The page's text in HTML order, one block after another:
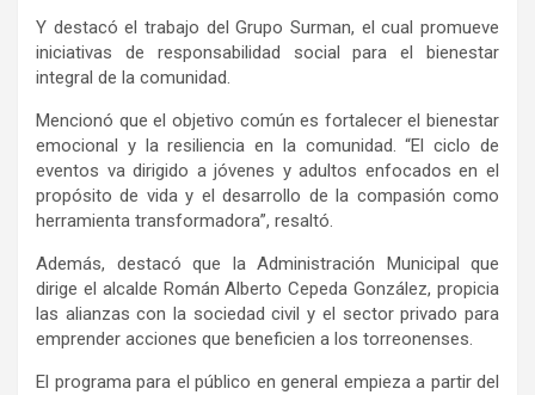
Y destacó el trabajo de l Grupo Surman, el cualpromueve
iniciativas de responsabilidad social
parael bienestar
integral de la comunidad.
Mencionó queel objetivo común es fortalecer el bienestar
emocional y la resiliencia en la comunidad. “Elciclo de
eventos vadirigido a jóvenes y adultos enfocados en el
propósito de vida y el desarrollo de la compasión como
herramienta transformadora”, resaltó.
Además, destacó que la Administración Municipal que
dirige el alcalde Román Alberto Cepeda González, propicia
las alianzas con la sociedad civil y el sector privado para
emprender acciones que beneficien a los torreonenses.
El programa para el público en general empieza a partir de